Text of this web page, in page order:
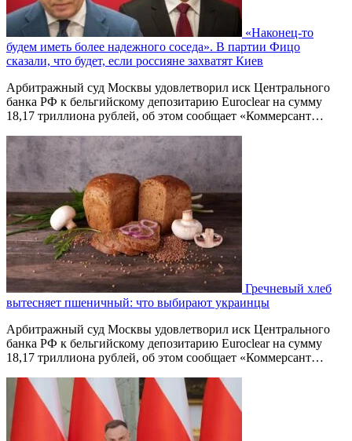
«Наконец-то
будем иметь более надежного соседа». В партии Фицо
сказали, что будет, если россияне захватят Киев
Арбитражный суд Москвы удовлетворил иск Центрального
банка РФ к бельгийскому депозитарию Euroclear на сумму
18,17 триллиона рублей, об этом сообщает «Коммерсант…
Гречневый хлеб
вытесняет пшеничный: что выбирают украинцы
Арбитражный суд Москвы удовлетворил иск Центрального
банка РФ к бельгийскому депозитарию Euroclear на сумму
18,17 триллиона рублей, об этом сообщает «Коммерсант…